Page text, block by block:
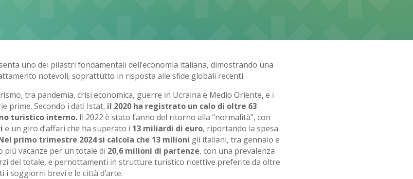
uno dei pilastri fondamentali dell’economia italiana, dimostrando una
notevoli, soprattutto in risposta alle sfide globali recenti.
tra pandemia, crisi economica, guerre in Ucraina e Medio Oriente, e i
prime. Secondo i dati Istat, il 2020 ha registrato un calo di oltre 63
turistico interno.Il 2022 è stato l’anno del ritorno alla “normalità”, con
e un giro d’affari che ha superato i 13 miliardi di euro, riportando la spesa
primo trimestre 2024 si calcola che 13 milioni gli italiani, tra gennaio e
vacanze per un totale di 20,6 milioni di partenze, con una prevalenza
del totale, e pernottamenti in strutture turistico ricettive preferite da oltre
i soggiorni brevi e le città d’arte.